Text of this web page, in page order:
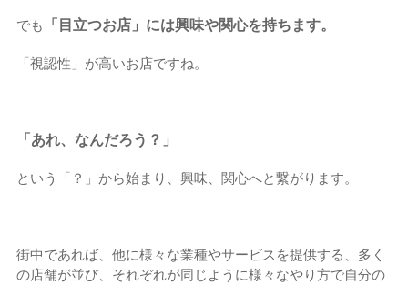
でも 「目立つお店」には興味や関心を持ちます。
「視認性」が高いお店ですね。
「あれ、なんだろう？」
という「？」から始まり、興味、関心へと繋がります。
街中であれば、他に様々な業種やサービスを提供する、多く
の店舗が並び、それぞれが同じように様々なやり方で自分の